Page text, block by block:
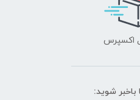
اکسپرس
شوید: